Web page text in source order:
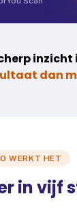
inzicht
dan
WERKT HET
in vijf